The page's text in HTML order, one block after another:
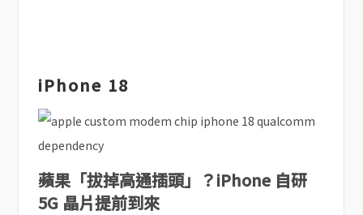
iPhone 18
蘋果「拔掉高通插頭」？iPhone 自研
5G 晶片提前到來